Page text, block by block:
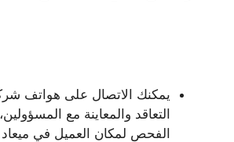
يمكنك الاتصال على هواتف
التعاقد والمعاينة مع
الفحص لمكان العميل في